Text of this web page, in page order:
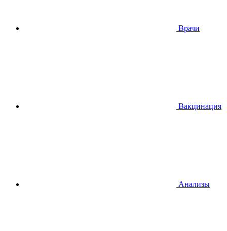
Врачи
Вакцинация
Анализы